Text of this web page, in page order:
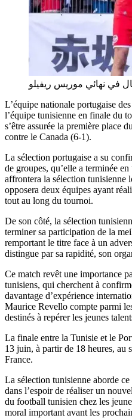
في نهائي موريس ريفيلو
L’équipe nationale portugaise
l’équipe tunisienne en finale du
s’être assurée la première place
contre le Canada (6-1).
La sélection portugaise a su
de groupes, qu’elle a terminée
affrontera la sélection tunisienne
opposera deux équipes ayant
tout au long du tournoi.
De son côté, la sélection
terminer sa participation de la
remportant le titre face à un
distingue par sa rapidité, son
Ce match revêt une importance
tunisiens, qui cherchent à
davantage d’expérience
Maurice Revello compte parmi
destinés à repérer les jeunes
La finale entre la Tunisie et le
13 juin, à partir de 18 heures, au
France.
La sélection tunisienne aborde
dans l’espoir de réaliser un
du football tunisien chez les
moral important avant les